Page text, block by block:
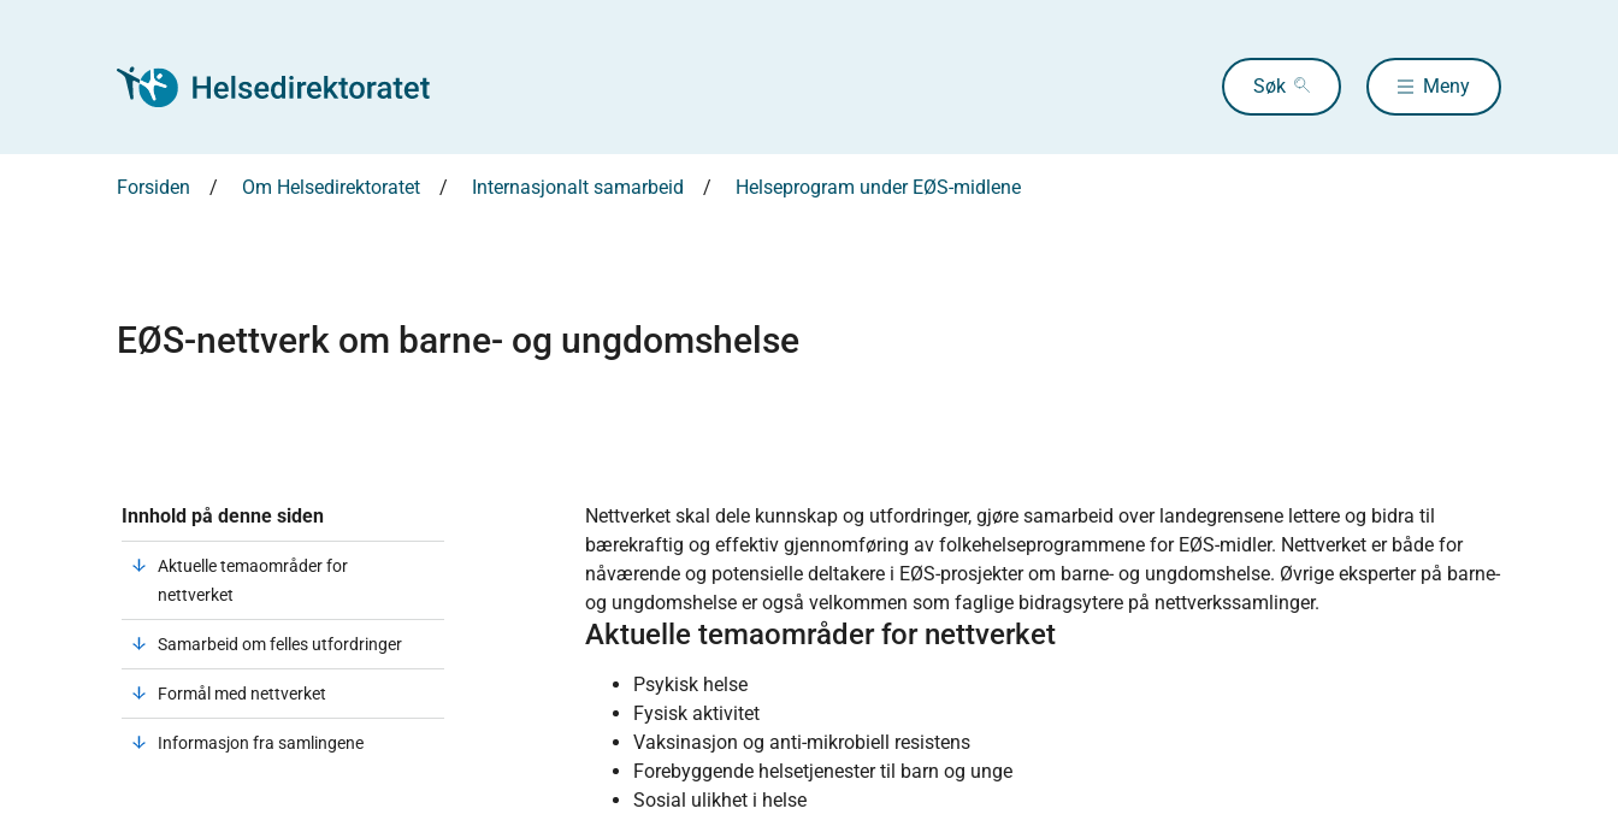
Søk Meny
Forsiden Om Helsedirektoratet Internasjonalt samarbeid Helseprogram under EØS-midlene
EØS-nettverk om barne- og ungdomshelse
Innhold på denne siden
Aktuelle temaområder for
nettverket
Samarbeid om felles utfordringer
Formål med nettverket
Informasjon fra samlingene
Nettverket skal dele kunnskap og utfordringer, gjøre samarbeid over landegrensene lettere og bidra til
bærekraftig og effektiv gjennomføring av folkehelseprogrammene for EØS-midler. Nettverket er både for
nåværende og potensielle deltakere i EØS-prosjekter om barne- og ungdomshelse. Øvrige eksperter på barne-
og ungdomshelse er også velkommen som faglige bidragsytere på nettverkssamlinger.
Aktuelle temaområder for nettverket
Psykisk helse
Fysisk aktivitet
Vaksinasjon og anti-mikrobiell resistens
Forebyggende helsetjenester til barn og unge
Sosial ulikhet i helse